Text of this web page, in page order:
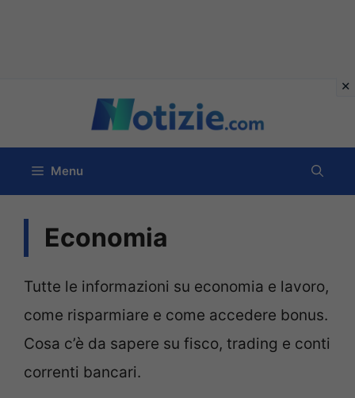
contenuto
Menu
Economia
Tutte le informazioni su economia e lavoro,
come risparmiare e come accedere bonus.
Cosa c’è da sapere su fisco, trading e conti
correnti bancari.